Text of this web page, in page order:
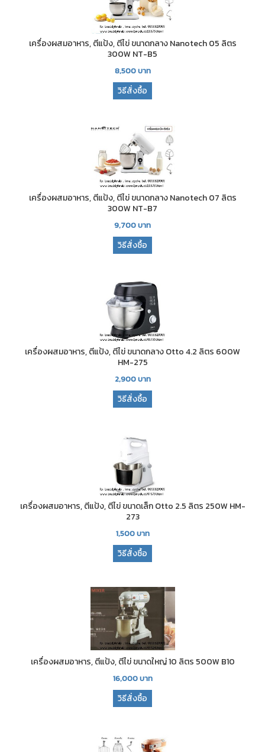
เครื่องผสมอาหาร, ตีแป้ง, ตีไข่ ขนาดกลาง Nanotech 05 ลิตร
300W NT-B5
8,500บาท
วิธีสั่งซื้อ
เครื่องผสมอาหาร, ตีแป้ง, ตีไข่ ขนาดกลาง Nanotech 07 ลิตร
300W NT-B7
9,700บาท
วิธีสั่งซื้อ
เครื่องผสมอาหาร, ตีแป้ง, ตีไข่ ขนาดกลาง Otto 4.2 ลิตร 600W
HM-275
2,900บาท
วิธีสั่งซื้อ
เครื่องผสมอาหาร, ตีแป้ง, ตีไข่ ขนาดเล็ก Otto 2.5 ลิตร 250W HM-
273
1,500บาท
วิธีสั่งซื้อ
เครื่องผสมอาหาร, ตีแป้ง, ตีไข่ ขนาดใหญ่ 10 ลิตร 500W B10
16,000บาท
วิธีสั่งซื้อ